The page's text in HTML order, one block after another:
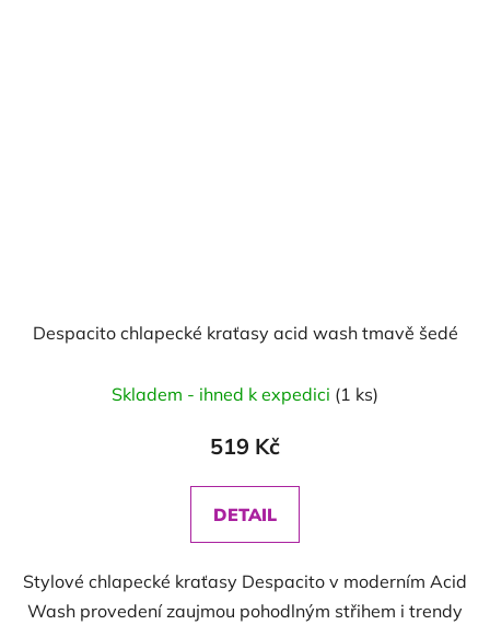
Despacito chlapecké kraťasy acid wash tmavě šedé
Skladem - ihned k expedici (1 ks)
519 Kč
DETAIL
Stylové chlapecké kraťasy Despacito v moderním Acid
Wash provedení zaujmou pohodlným střihem i trendy